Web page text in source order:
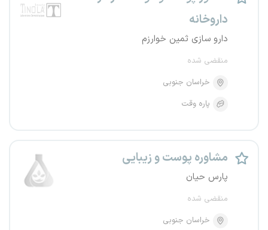
داروخانه
دارو سازی ثمین خوارزم
منقضی شده
خراسان جنوبی
پاره وقت
مشاوره پوست و زیبایی
پارس حیان
منقضی شده
خراسان جنوبی